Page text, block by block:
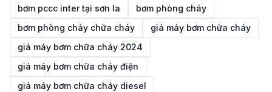
bơm pccc inter tại sơn la
bơm phòng cháy
bơm phòng cháy chữa cháy
giá máy bơm chữa cháy
giá máy bơm chữa cháy 2024
giá máy bơm chữa cháy điện
giá máy bơm chữa cháy diesel